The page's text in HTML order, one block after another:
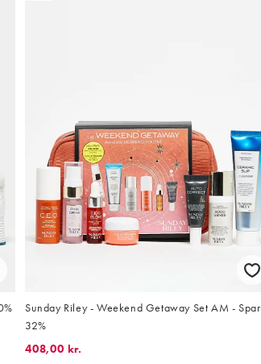
Sunday Riley - Weekend Getaway Set AM - Spar
32%
408,00 kr.